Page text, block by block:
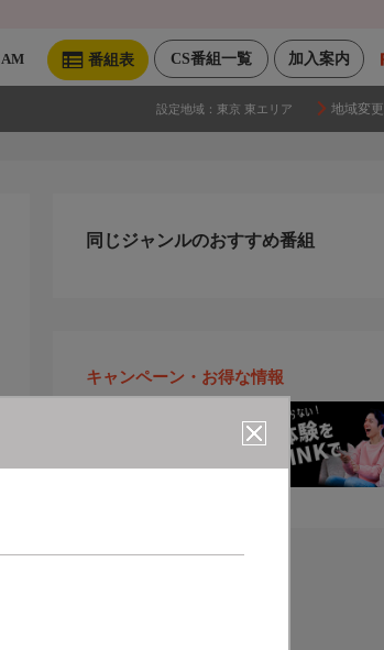
加入案内
CS番組一覧
番組表
設定地域： 東京 東エリア 地域変更
同じジャンルのおすすめ番組
キャンペーン・お得な情報